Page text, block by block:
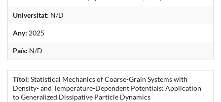
Universitat: N/D
Any: 2025
País: N/D
Títol: Statistical Mechanics of Coarse-Grain Systems with
Density- and Temperature-Dependent Potentials: Application
to Generalized Dissipative Particle Dynamics